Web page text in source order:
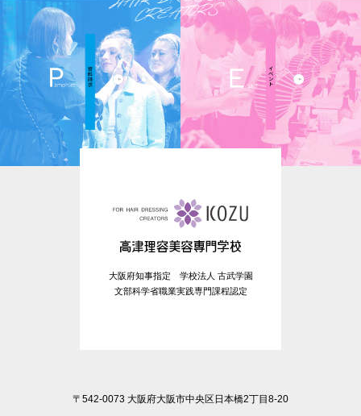
大阪府知事指定 学校法人 古武学園
文部科学省職業実践専門課程認定
〒542-0073 大阪府大阪市中央区日本橋2丁目8-20